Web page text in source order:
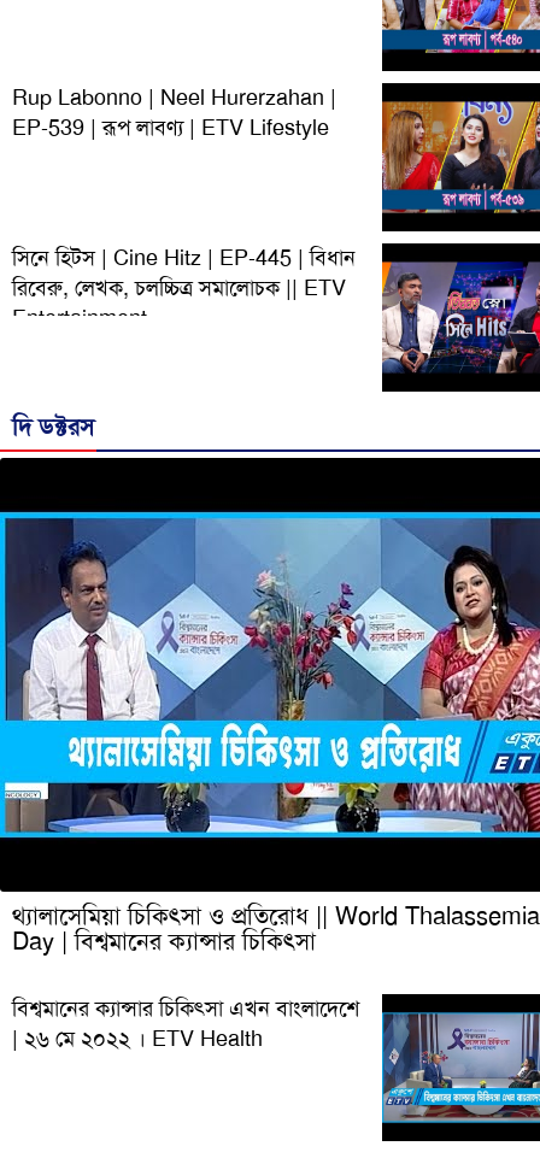
Rup Labonno | Neel Hurerzahan |
EP-539 | রূপ লাবণ্য | ETV Lifestyle
সিনে হিটস | Cine Hitz | EP-445 | বিধান
রিবেরু, লেখক, চলচ্চিত্র সমালোচক || ETV
Entertainment
দি ডক্টরস
থ্যালাসেমিয়া চিকিৎসা ও প্রতিরোধ || World Thalassemia
Day | বিশ্বমানের ক্যান্সার চিকিৎসা
বিশ্বমানের ক্যান্সার চিকিৎসা এখন বাংলাদেশে
| ২৬ মে ২০২২ । ETV Health